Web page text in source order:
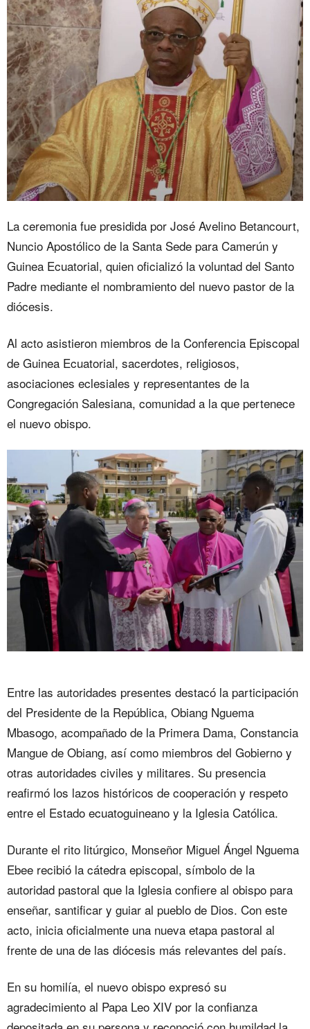
La ceremonia fue presidida por José Avelino Betancourt,
Nuncio Apostólico de la Santa Sede para Camerún y
Guinea Ecuatorial, quien oficializó la voluntad del Santo
Padre mediante el nombramiento del nuevo pastor de la
diócesis.
Al acto asistieron miembros de la Conferencia Episcopal
de Guinea Ecuatorial, sacerdotes, religiosos,
asociaciones eclesiales y representantes de la
Congregación Salesiana, comunidad a la que pertenece
el nuevo obispo.
Entre las autoridades presentes destacó la participación
del Presidente de la República, Obiang Nguema
Mbasogo, acompañado de la Primera Dama, Constancia
Mangue de Obiang, así como miembros del Gobierno y
otras autoridades civiles y militares. Su presencia
reafirmó los lazos históricos de cooperación y respeto
entre el Estado ecuatoguineano y la Iglesia Católica.
Durante el rito litúrgico, Monseñor Miguel Ángel Nguema
Ebee recibió la cátedra episcopal, símbolo de la
autoridad pastoral que la Iglesia confiere al obispo para
enseñar, santificar y guiar al pueblo de Dios. Con este
acto, inicia oficialmente una nueva etapa pastoral al
frente de una de las diócesis más relevantes del país.
En su homilía, el nuevo obispo expresó su
agradecimiento al Papa Leo XIV por la confianza